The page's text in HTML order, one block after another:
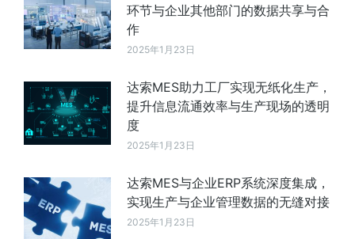
环节与企业其他部门的数据共享与合
作
2025年1月23日
达索MES助力工厂实现无纸化生产，
提升信息流通效率与生产现场的透明
度
2025年1月23日
达索MES与企业ERP系统深度集成，
实现生产与企业管理数据的无缝对接
2025年1月23日